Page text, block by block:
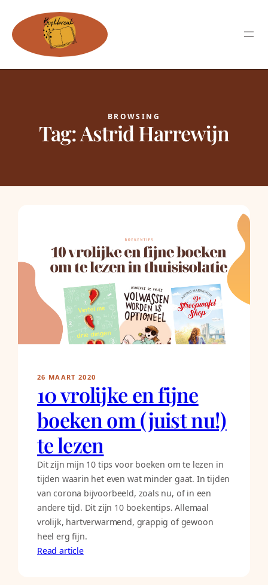
BROWSING
Tag:Astrid Harrewijn
26 MAART 2020
10 vrolijke en fijne
boeken om (juist nu!)
te lezen
Dit zijn mijn 10 tips voor boeken om te lezen in
tijden waarin het even wat minder gaat. In tijden
van corona bijvoorbeeld, zoals nu, of in een
andere tijd. Dit zijn 10 boekentips. Allemaal
vrolijk, hartverwarmend, grappig of gewoon
heel erg fijn.
Read article